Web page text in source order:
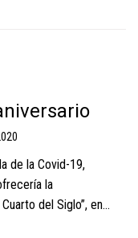
de la Covid-19,
la
del Siglo”, en...